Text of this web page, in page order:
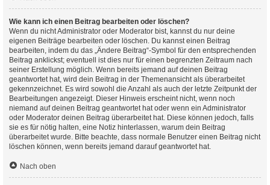
Wie kann ich einen Beitrag bearbeiten oder löschen?
Wenn du nicht Administrator oder Moderator bist, kannst du nur deine
eigenen Beiträge bearbeiten oder löschen. Du kannst einen Beitrag
bearbeiten, indem du das „Ändere Beitrag“-Symbol für den entsprechenden
Beitrag anklickst; eventuell ist dies nur für einen begrenzten Zeitraum nach
seiner Erstellung möglich. Wenn bereits jemand auf deinen Beitrag
geantwortet hat, wird dein Beitrag in der Themenansicht als überarbeitet
gekennzeichnet. Es wird sowohl die Anzahl als auch der letzte Zeitpunkt der
Bearbeitungen angezeigt. Dieser Hinweis erscheint nicht, wenn noch
niemand auf deinen Beitrag geantwortet hat oder wenn ein Administrator
oder Moderator deinen Beitrag überarbeitet hat. Diese können jedoch, falls
sie es für nötig halten, eine Notiz hinterlassen, warum dein Beitrag
überarbeitet wurde. Bitte beachte, dass normale Benutzer einen Beitrag nicht
löschen können, wenn bereits jemand darauf geantwortet hat.
Nach oben